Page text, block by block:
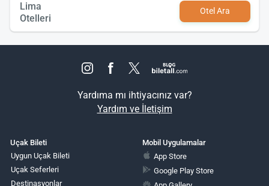
Lima
Otelleri
Otel Ara
Yardıma mı ihtiyacınız var?
Yardım ve İletişim
Uçak Bileti
Uygun Uçak Bileti
Uçak Seferleri
Destinasyonlar
Mobil Uygulamalar
App Store
Google Play Store